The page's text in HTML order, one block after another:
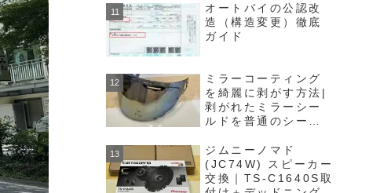
け！
オートバイの公認改
造（構造変更）徹底
ガイド
ミラーコーティング
を綺麗に剥がす方法|
剥がれたミラーシー
ルドを普通のシール
ジムニーノマド
(JC74W) スピーカー
交換｜TS-C1640S取